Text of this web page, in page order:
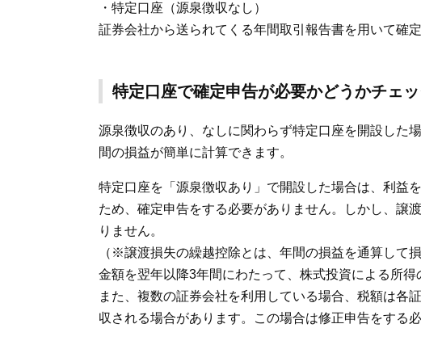
・特定口座（源泉徴収なし）
証券会社から送られてくる年間取引報告書を用いて確
特定口座で確定申告が必要かどうかチェッ
源泉徴収のあり、なしに関わらず特定口座を開設した
間の損益が簡単に計算できます。
特定口座を「源泉徴収あり」で開設した場合は、利益
ため、確定申告をする必要がありません。しかし、譲
りません。
（※譲渡損失の繰越控除とは、年間の損益を通算して
金額を翌年以降3年間にわたって、株式投資による所得
また、複数の証券会社を利用している場合、税額は各
収される場合があります。この場合は修正申告をする必